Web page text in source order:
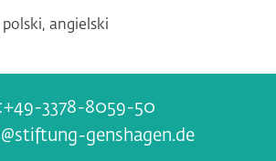
angielski
+49-3378-8059-50
genshagen.de